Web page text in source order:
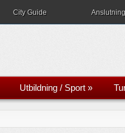
City Guide Anslutning
Utbildning / Sport »